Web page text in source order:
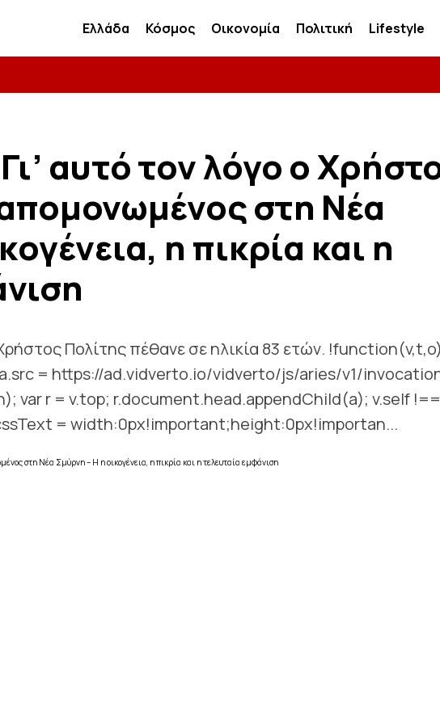
Ελλάδα Κόσμος Οικονομία Πολιτική Lifestyle
αυτό τον λόγο ο
στη Νέα
η πικρία και η
Πολίτης πέθανε σε ηλικία 83 ετών.
= https://ad.vidverto.io/vidverto/js/aries/v1/
var r = v.top; r.document.head.appendChild(a); v.self !==
= width:0px!important;height:0px!importan...